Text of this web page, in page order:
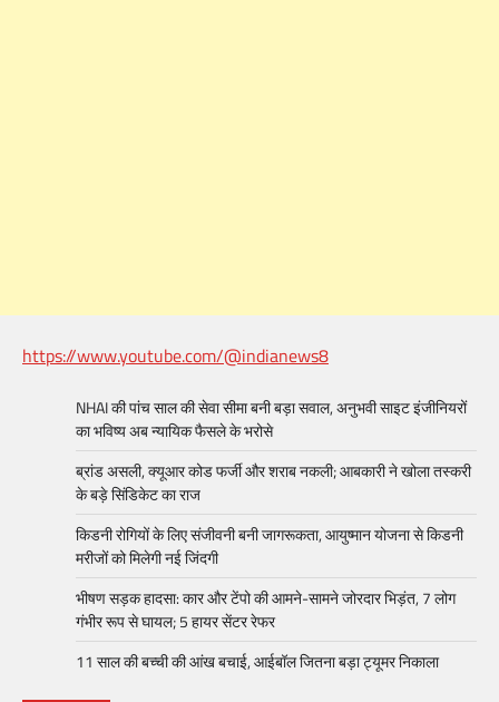
https://www.youtube.com/@indianews8
NHAI की पांच साल की सेवा सीमा बनी बड़ा सवाल, अनुभवी साइट इंजीनियरों
का भविष्य अब न्यायिक फैसले के भरोसे
ब्रांड असली, क्यूआर कोड फर्जी और शराब नकली; आबकारी ने खोला तस्करी
के बड़े सिंडिकेट का राज
किडनी रोगियों के लिए संजीवनी बनी जागरूकता, आयुष्मान योजना से किडनी
मरीजों को मिलेगी नई जिंदगी
भीषण सड़क हादसा: कार और टेंपो की आमने-सामने जोरदार भिड़ंत, 7 लोग
गंभीर रूप से घायल; 5 हायर सेंटर रेफर​
11 साल की बच्ची की आंख बचाई, आईबॉल जितना बड़ा ट्यूमर निकाला